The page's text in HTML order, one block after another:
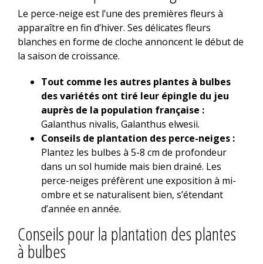
Le perce-neige est l’une des premières fleurs à
apparaître en fin d’hiver. Ses délicates fleurs
blanches en forme de cloche annoncent le début de
la saison de croissance.
Tout comme les autres plantes à bulbes
des variétés ont tiré leur épingle du jeu
auprès de la population française :
Galanthus nivalis, Galanthus elwesii.
Conseils de plantation des perce-neiges :
Plantez les bulbes à 5-8 cm de profondeur
dans un sol humide mais bien drainé. Les
perce-neiges préfèrent une exposition à mi-
ombre et se naturalisent bien, s’étendant
d’année en année.
Conseils pour la plantation des plantes
à bulbes